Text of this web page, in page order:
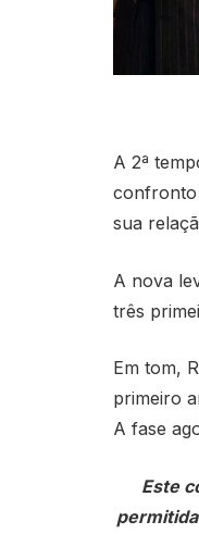
A 2ª
confronto
sua
A nova
três
Em tom,
primeiro
A fase
Este